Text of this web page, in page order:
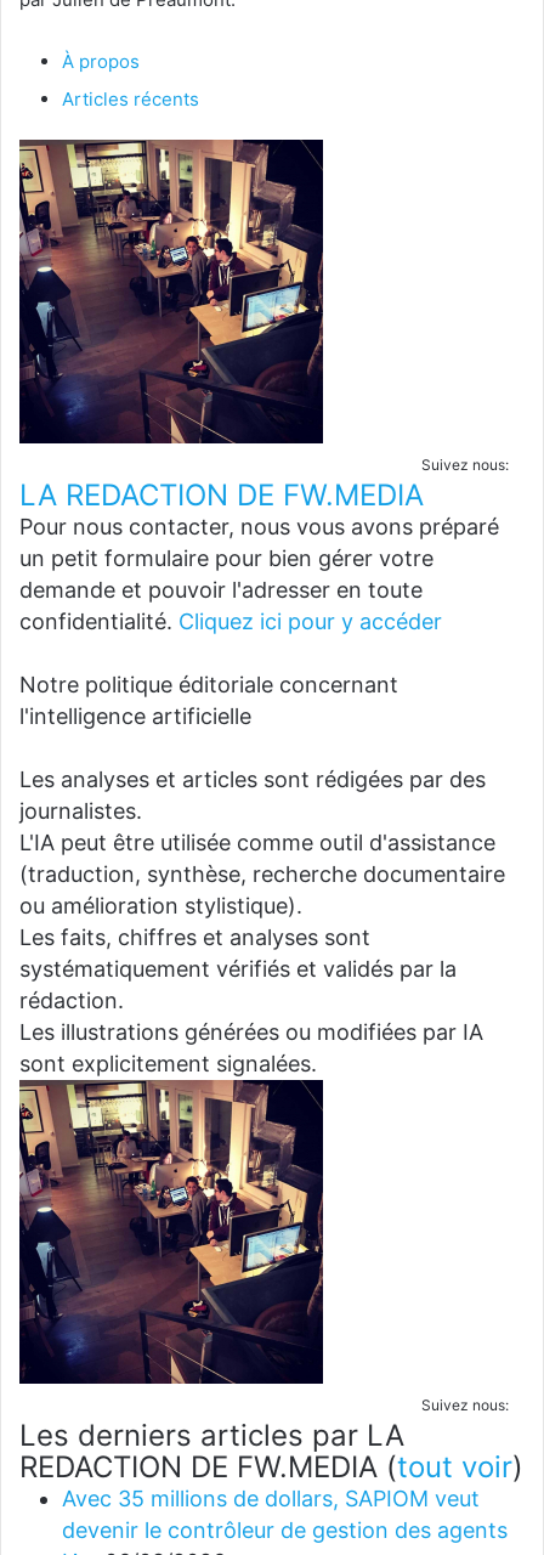
À propos
Articles récents
Suivez nous:
LA REDACTION DE FW.MEDIA
Pour nous contacter, nous vous avons préparé
un petit formulaire pour bien gérer votre
demande et pouvoir l'adresser en toute
confidentialité. Cliquez ici pour y accéder
Notre politique éditoriale concernant
l'intelligence artificielle
Les analyses et articles sont rédigées par des
journalistes.
L'IA peut être utilisée comme outil d'assistance
(traduction, synthèse, recherche documentaire
ou amélioration stylistique).
Les faits, chiffres et analyses sont
systématiquement vérifiés et validés par la
rédaction.
Les illustrations générées ou modifiées par IA
sont explicitement signalées.
Suivez nous:
Les derniers articles par LA
REDACTION DE FW.MEDIA (tout voir)
Avec 35 millions de dollars, SAPIOM veut
devenir le contrôleur de gestion des agents